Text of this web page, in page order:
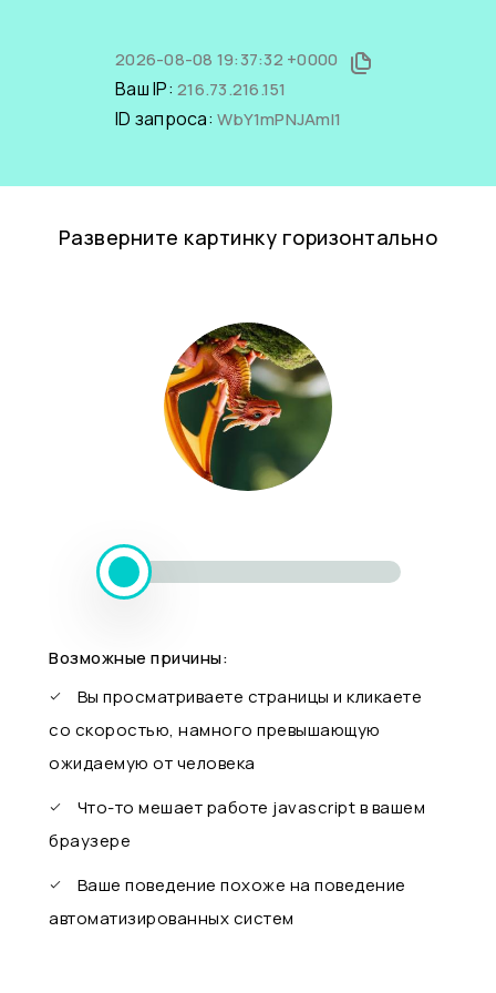
2026-08-08 19:37:32 +0000
Ваш IP: 216.73.216.151
ID запроса: WbY1mPNJAmI1
Разверните картинку горизонтально
Возможные причины:
Вы просматриваете страницы и кликаете
со скоростью, намного превышающую
ожидаемую от человека
Что-то мешает работе javascript в вашем
браузере
Ваше поведение похоже на поведение
автоматизированных систем